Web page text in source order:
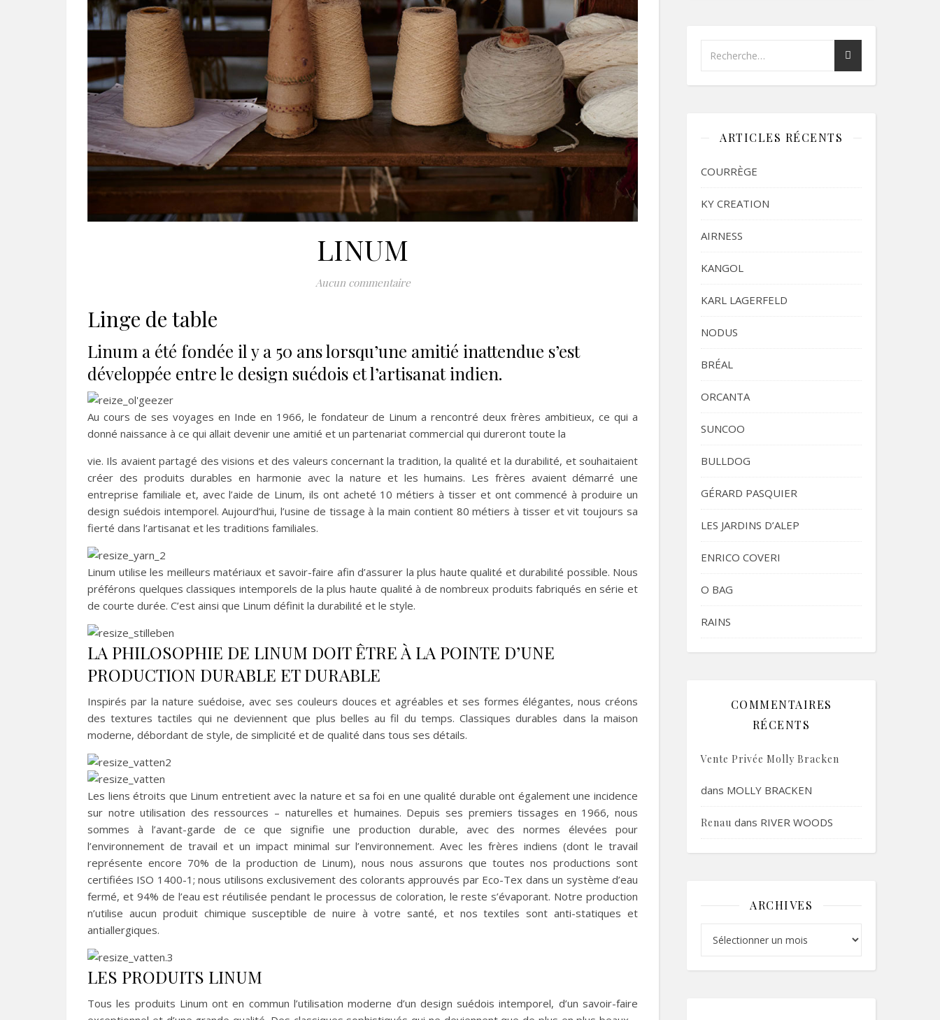
LINUM
Aucun commentaire
Linge de table
Linum a été fondée il y a 50 ans lorsqu’une amitié inattendue s’est
développée entre le design suédois et l’artisanat indien.
Au cours de ses voyages en Inde en 1966, le fondateur de Linum a rencontré deux frères ambitieux, ce qui a
donné naissance à ce qui allait devenir une amitié et un partenariat commercial qui dureront toute la
vie. Ils avaient partagé des visions et des valeurs concernant la tradition, la qualité et la durabilité, et souhaitaient
créer des produits durables en harmonie avec la nature et les humains. Les frères avaient démarré une
entreprise familiale et, avec l’aide de Linum, ils ont acheté 10 métiers à tisser et ont commencé à produire un
design suédois intemporel. Aujourd’hui, l’usine de tissage à la main contient 80 métiers à tisser et vit toujours sa
fierté dans l’artisanat et les traditions familiales.
Linum utilise les meilleurs matériaux et savoir-faire afin d’assurer la plus haute qualité et durabilité possible. Nous
préférons quelques classiques intemporels de la plus haute qualité à de nombreux produits fabriqués en série et
de courte durée. C’est ainsi que Linum définit la durabilité et le style.
LA PHILOSOPHIE DE LINUM DOIT ÊTRE À LA POINTE D’UNE
PRODUCTION DURABLE ET DURABLE
Inspirés par la nature suédoise, avec ses couleurs douces et agréables et ses formes élégantes, nous créons
des textures tactiles qui ne deviennent que plus belles au fil du temps. Classiques durables dans la maison
moderne, débordant de style, de simplicité et de qualité dans tous ses détails.
Les liens étroits que Linum entretient avec la nature et sa foi en une qualité durable ont également une incidence
sur notre utilisation des ressources – naturelles et humaines. Depuis ses premiers tissages en 1966, nous
sommes à l’avant-garde de ce que signifie une production durable, avec des normes élevées pour
l’environnement de travail et un impact minimal sur l’environnement. Avec les frères indiens (dont le travail
représente encore 70% de la production de Linum), nous nous assurons que toutes nos productions sont
certifiées ISO 1400-1; nous utilisons exclusivement des colorants approuvés par Eco-Tex dans un système d’eau
fermé, et 94% de l’eau est réutilisée pendant le processus de coloration, le reste s’évaporant. Notre production
n’utilise aucun produit chimique susceptible de nuire à votre santé, et nos textiles sont anti-statiques et
antiallergiques.
LES PRODUITS LINUM
Tous les produits Linum ont en commun l’utilisation moderne d’un design suédois intemporel, d’un savoir-faire
ARTICLES RÉCENTS
COURRÈGE
KY CREATION
AIRNESS
KANGOL
KARL LAGERFELD
NODUS
BRÉAL
ORCANTA
SUNCOO
BULLDOG
GÉRARD PASQUIER
LES JARDINS D’ALEP
ENRICO COVERI
O BAG
RAINS
COMMENTAIRES
RÉCENTS
Vente Privée Molly Bracken
dans MOLLY BRACKEN
Renau dans RIVER WOODS
ARCHIVES